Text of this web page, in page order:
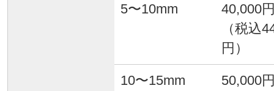
5〜10mm
40,000
（税込
円）
10〜15mm
50,000